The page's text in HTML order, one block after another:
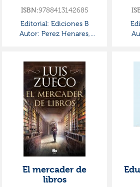
ISBN:9788413142685
Editorial: Ediciones B
Autor: Perez Henares,
El mercader de
libros